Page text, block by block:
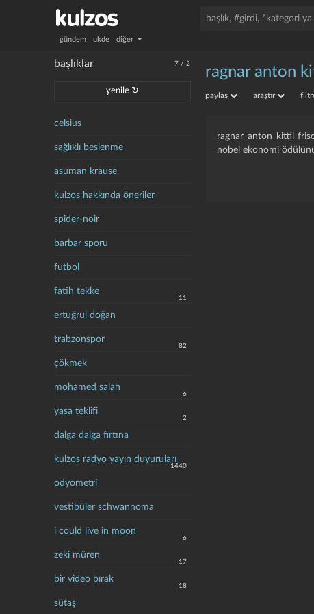
gündem ukde diğer
7 /2
başlıklar
yenile ↻
celsius
sağlıklı beslenme
asuman krause
kulzos hakkında öneriler
spider-noir
barbar sporu
futbol
fatih tekke
11
ertuğrul doğan
trabzonspor
82
çökmek
mohamed salah
6
yasa teklifi
2
dalga dalga fırtına
kulzos radyo yayın duyuruları
1440
odyometri
vestibüler schwannoma
i could live in moon
6
zeki müren
17
bir video bırak
18
sütaş
ragnar anton
paylaş araştır
ragnar anton kittil
nobel ekonomi